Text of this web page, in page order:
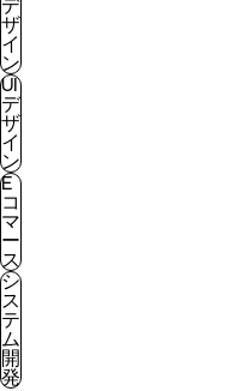
デ
ザ
イ
ン
UI
デ
ザ
イ
ン
E
コ
マ
ー
ス
シ
ス
テ
ム
開
発